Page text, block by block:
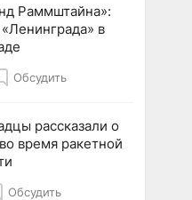
Раммштайна»:
в
Обсудить
рассказали о
время ракетной
Обсудить